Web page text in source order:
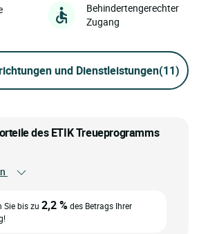
Behindertengerechter
Zugang
und Dienstleistungen(11)
des ETIK Treueprogramms
Sie bis zu 2,2 %des Betrags Ihrer